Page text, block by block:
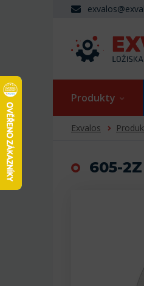
Produkty
Exvalos
605-